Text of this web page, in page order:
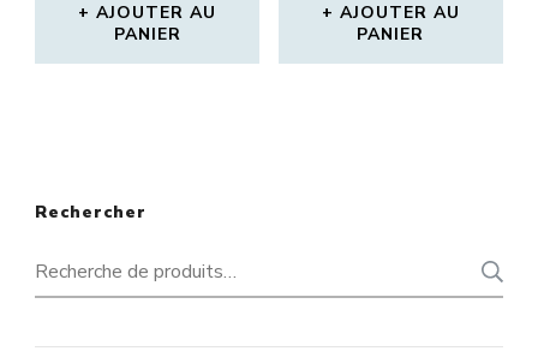
AJOUTER AU
PANIER
AJOUTER AU
PANIER
Rechercher
Recherche
pour :